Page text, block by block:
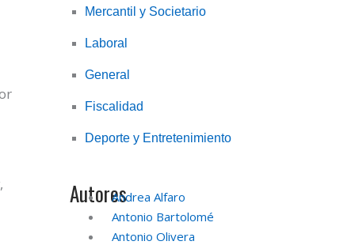
,
Mercantil y Societario
Laboral
General
Fiscalidad
Deporte y Entretenimiento
AutoresAndrea Alfaro
Antonio Bartolomé
Antonio Olivera